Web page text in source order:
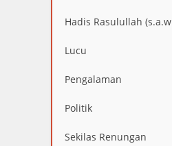
Hadis Rasulullah (s.a.w
Lucu
Pengalaman
Politik
Sekilas Renungan